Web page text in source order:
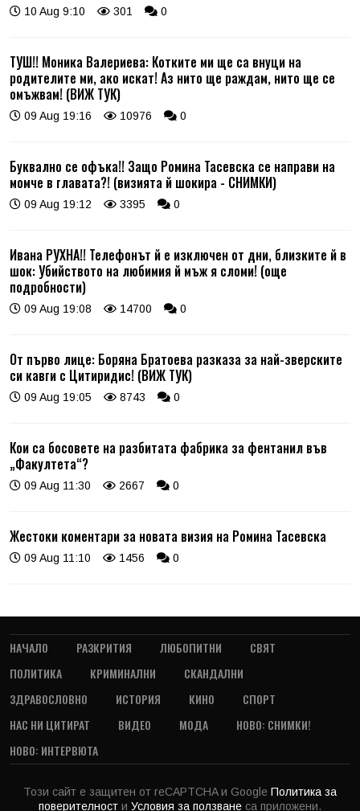
10 Aug 9:10 301 0
ТУШ!! Моника Валериева: Котките ми ще са внуци на
родителите ми, ако искат! Аз нито ще раждам, нито ще се
омъжвам! (ВИЖ ТУК)
09 Aug 19:16 10976 0
Буквално се офъка!! Защо Ромина Тасевска се направи на
момче в главата?! (визията й шокира - СНИМКИ)
09 Aug 19:12 3395 0
Ивана РУХНА!! Телефонът й е изключен от дни, близките й в
шок: Убийството на любимия й мъж я сломи! (още
подробности)
09 Aug 19:08 14700 0
От първо лице: Боряна Братоева разказа за най-зверските
си кавги с Цитиридис! (ВИЖ ТУК)
09 Aug 19:05 8743 0
Кои са босовете на разбитата фабрика за фентанил във
„Факултета“?
09 Aug 11:30 2667 0
Жестоки коментари за новата визия на Ромина Тасевска
09 Aug 11:10 1456 0
НАЧАЛО РАЗКРИТИЯ ЛЮБОПИТНИ
СВЯТ
ПОЛИТИКА
КРИМИНАЛНИ
СКАНДАЛНИ
ЗДРАВОСЛОВНО
ИСТОРИЯ КИНО
СПОРТ
НАС НИ ЦИТИРАТ
ВИДЕО МОДА
НОВО: СНИМКИ!
НОВО: ИНТЕРВЮТА
Този сайт е защитен от reCAPTCHA и Google Политика за
поверителност и Условия за ползване са приложени.